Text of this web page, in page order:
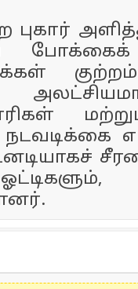
புகார்
போக்கைக்